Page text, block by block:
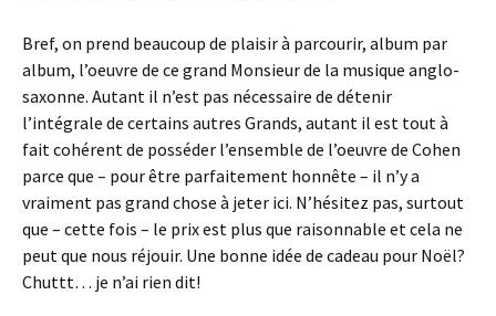
Bref, on prend beaucoup de plaisir à parcourir, album par
album, l’oeuvre de ce grand Monsieur de la musique anglo-
saxonne. Autant il n’est pas nécessaire de détenir
l’intégrale de certains autres Grands, autant il est tout à
fait cohérent de posséder l’ensemble de l’oeuvre de Cohen
parce que – pour être parfaitement honnête – il n’y a
vraiment pas grand chose à jeter ici. N’hésitez pas, surtout
que – cette fois – le prix est plus que raisonnable et cela ne
peut que nous réjouir. Une bonne idée de cadeau pour Noël?
Chuttt… je n’ai rien dit!